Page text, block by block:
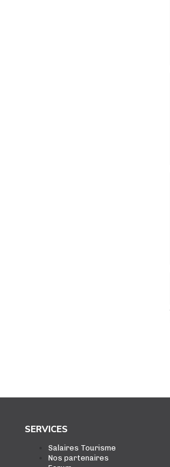
SERVICES
Salaires Tourisme
Nos partenaires